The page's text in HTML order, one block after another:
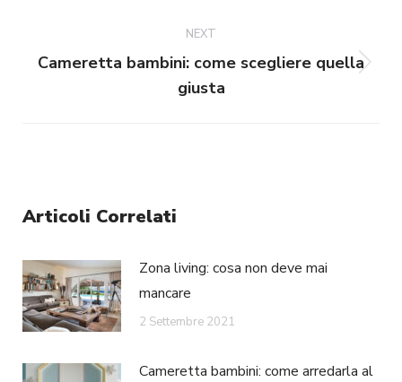
NEXT
Next
post:
Cameretta bambini: come scegliere quella
giusta
Articoli Correlati
Zona living: cosa non deve mai
mancare
2 Settembre 2021
Cameretta bambini: come arredarla al